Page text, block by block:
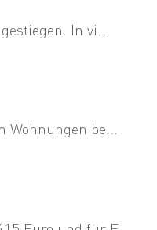
In vi...
be...